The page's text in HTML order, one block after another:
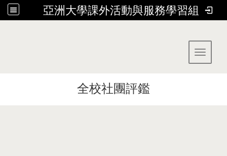
亞洲大學課外活動與服務學習組
Toggle
全校社團評鑑